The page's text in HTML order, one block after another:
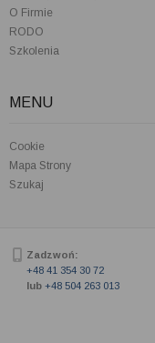
O Firmie
RODO
Szkolenia
MENU
Cookie
Mapa Strony
Szukaj
Zadzwoń:
+48 41 354 30 72
lub +48 504 263 013